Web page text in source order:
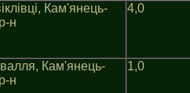
Кам'янець-
н
4,0
Кам'янець-
н
1,0